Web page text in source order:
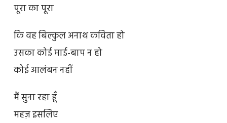
पूरा का पूरा
कि वह बिल्कुल अनाथ कविता हो
उसका कोई माई-बाप न हो
कोई आलंबन नहीं
मैं सुना रहा हूँ
महज़ इसलिए